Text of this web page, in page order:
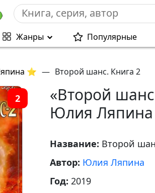
Жанры Популярные
⭐ — Второй шанс. Книга 2
2
«Второй
Юлия Ляпина
Название: Второй
Автор: Юлия Ляпина
Год: 2019